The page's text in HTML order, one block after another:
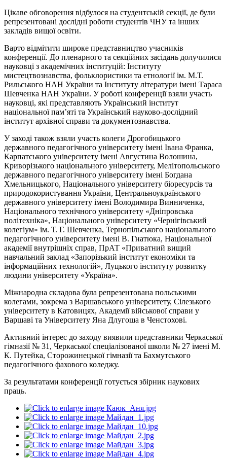
Цікаве обговорення відбулося на студентській секції, де були
репрезентовані дослідні роботи студентів ЧНУ та інших
закладів вищої освіти.
Варто відмітити широке представництво учасників
конференції. До пленарного та секційних засідань долучилися
науковці з академічних інституцій: Інституту
мистецтвознавства, фольклористики та етнології ім. М.Т.
Рильського НАН України та Інституту літератури імені Тараса
Шевченка НАН України. У роботі конференції взяли участь
науковці, які представляють Український інститут
національної пам’яті та Український науково-дослідний
інститут архівної справи та документознавства.
У заході також взяли участь колеги Дрогобицького
державного педагогічного університету імені Івана Франка,
Карпатського університету імені Августина Волошина,
Криворізького національного університету, Мелітопольського
державного педагогічного університету імені Богдана
Хмельницького, Національного університету біоресурсів та
природокористування України, Центральноукраїнського
державного університету імені Володимира Винниченка,
Національного технічного університету «Дніпровська
політехніка», Національного університету «Чернігівський
колегіум» ім. Т. Г. Шевченка, Тернопільського національного
педагогічного університету імені В. Гнатюка, Національної
академії внутрішніх справ, ПрАТ «Приватний вищий
навчальний заклад «Запорізький інститут економіки та
інформаційних технологій», Луцького інституту розвитку
людини університету «Україна».
Міжнародна складова була репрезентована польськими
колегами, зокрема з Варшавського університету, Сілезького
університету в Катовицях, Академії військової справи у
Варшаві та Університету Яна Длугоша в Ченстохові.
Активний інтерес до заходу виявили представники Черкаської
гімназії № 31, Черкаської спеціалізованої школи № 27 імені М.
К. Путейка, Сторожинецької гімназії та Бахмутського
педагогічного фахового коледжу.
За результатами конференції готується збірник наукових
праць.